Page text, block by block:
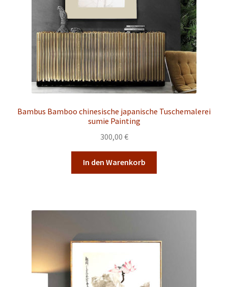
Bambus Bamboo chinesische japanische Tuschemalerei
sumie Painting
300,00 €
In den Warenkorb